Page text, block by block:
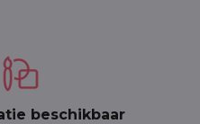
beschikbaar